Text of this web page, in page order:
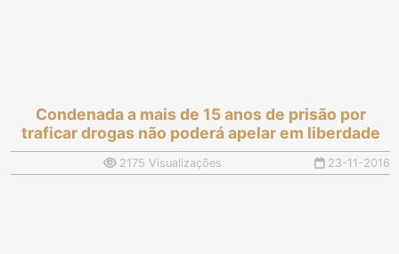
Condenada a mais de 15 anos de prisão por
traficar drogas não poderá apelar em liberdade
2175 Visualizações 23-11-2016